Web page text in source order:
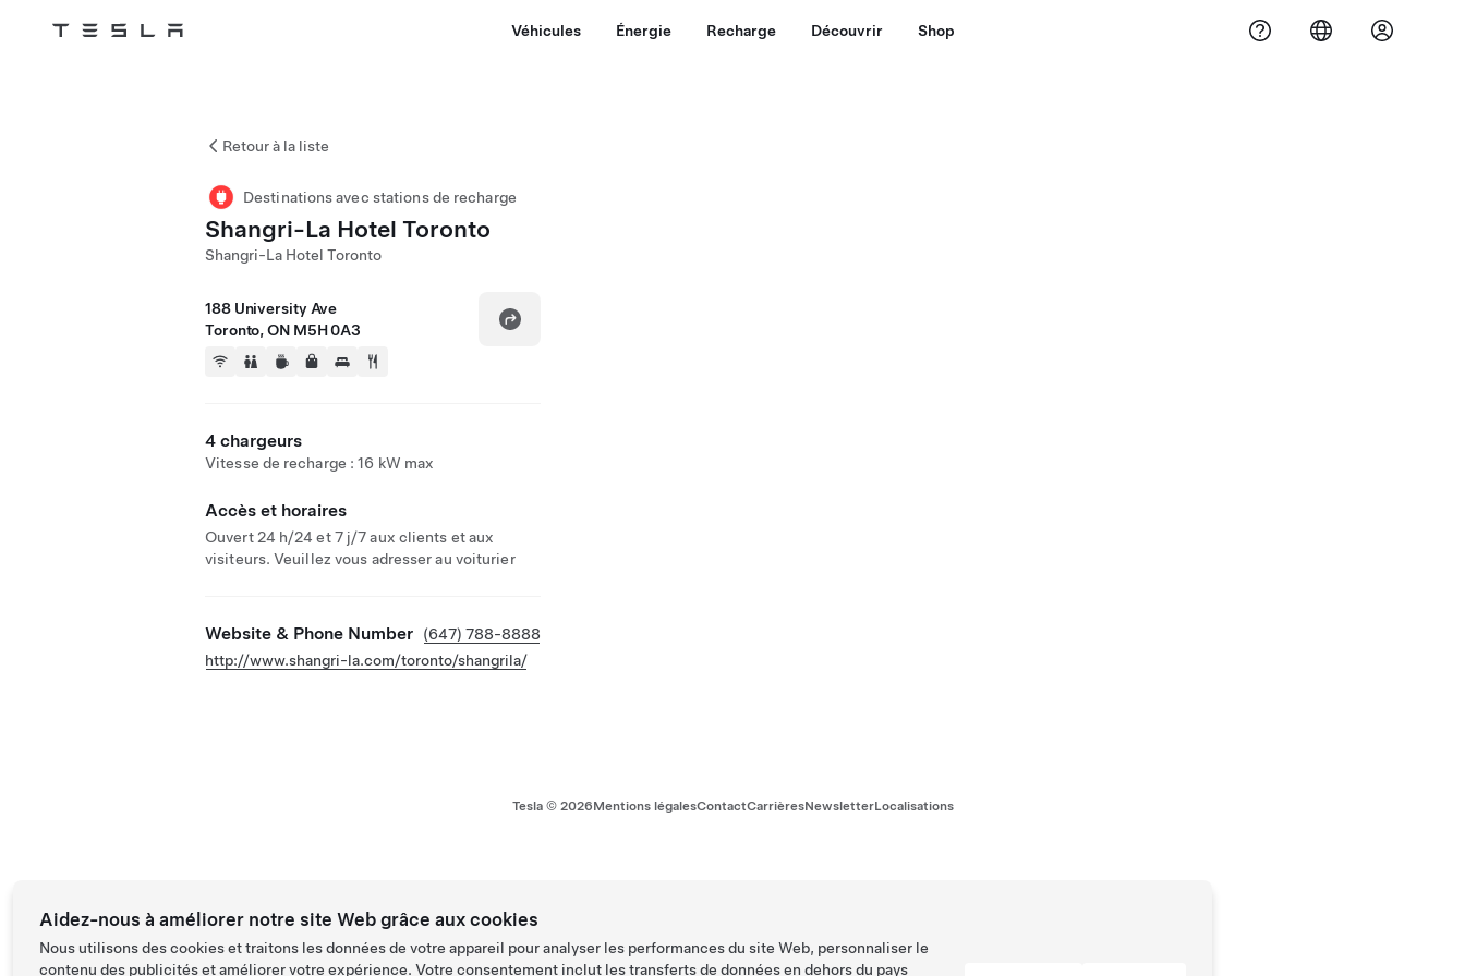
Tesla Véhicules Énergie Recharge Découvrir Shop
Retour à la liste
Destinations avec stations de recharge
Shangri-La Hotel Toronto
Shangri-La Hotel Toronto
188 University Ave
Toronto, ON M5H 0A3
4 chargeurs
Vitesse de recharge : 16 kW max
Accès et horaires
Ouvert 24 h/24 et 7 j/7 aux clients et aux
visiteurs. Veuillez vous adresser au voiturier
Website & Phone Number
(647) 788-8888
http://www.shangri-la.com/toronto/shangrila/
Tesla © 2026Mentions légalesContactCarrièresNewsletterLocalisations
Aidez-nous à améliorer notre site Web grâce aux cookies
Nous utilisons des cookies et traitons les données de votre appareil pour analyser les performances du site Web, personnaliser le
contenu des publicités et améliorer votre expérience. Votre consentement inclut les transferts de données en dehors du pays